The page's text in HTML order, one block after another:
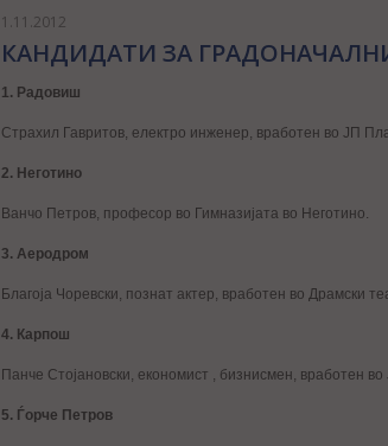
1.11.2012
КАНДИДАТИ ЗА
1. Радовиш
Страхил Гавритов, електро инженер, вработен во ЈП
2. Неготино
Ванчо Петров, професор во Гимназијата во Неготино.
3. Аеродром
Благоја Чоревски, познат актер, вработен во Драмски
4. Карпош
Панче Стојановски, економист , бизнисмен, вработен во
5. Ѓорче Петров